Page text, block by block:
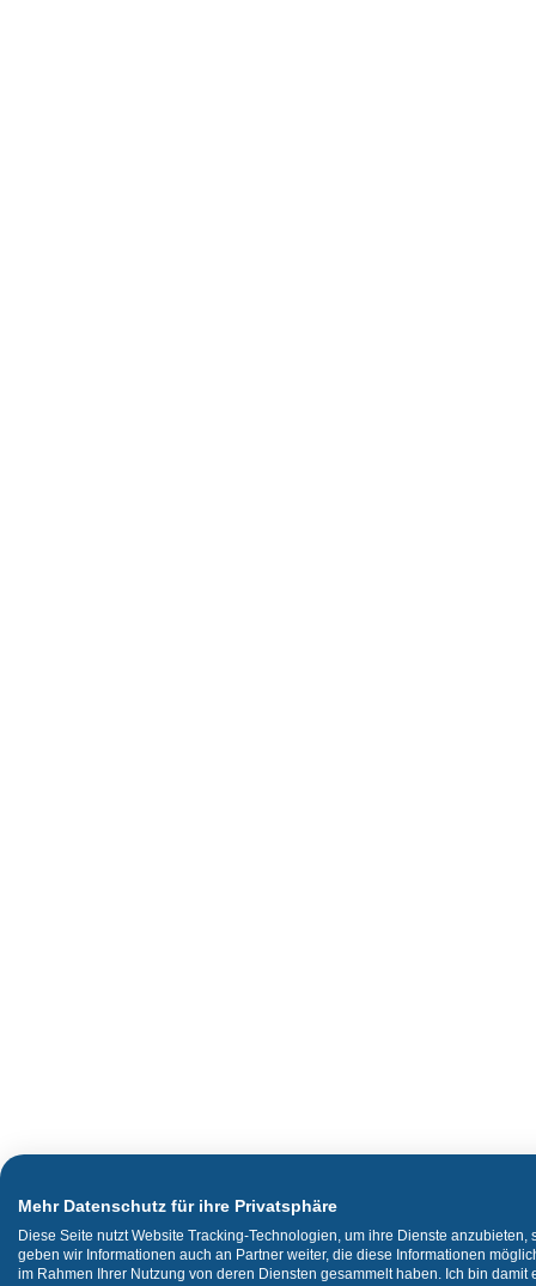
Mehr Datenschutz für ihre Privatsphäre
Diese Seite nutzt Website Tracking-Technologien, um ihre Dienste
geben wir Informationen auch an Partner weiter, die diese Informationen
im Rahmen Ihrer Nutzung von deren Diensten gesammelt haben. Ich bin